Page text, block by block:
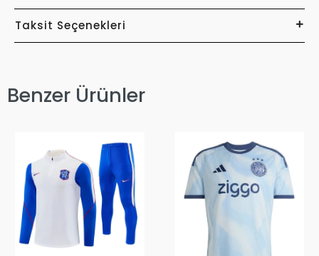
Taksit Seçenekleri
Benzer Ürünler